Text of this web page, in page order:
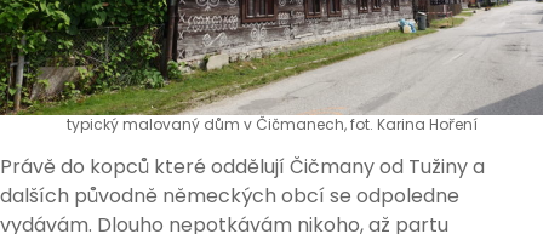
typický malovaný dům v Čičmanech, fot. Karina Hoření
Právě do kopců které oddělují Čičmany od Tužiny a
dalších původně německých obcí se odpoledne
vydávám. Dlouho nepotkávám nikoho, až partu